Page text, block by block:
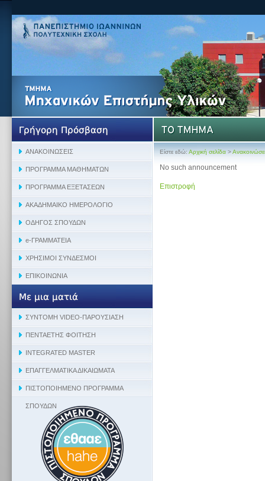
Είστε εδώ: Αρχική σελίδα >
No such announcement
Επιστροφή